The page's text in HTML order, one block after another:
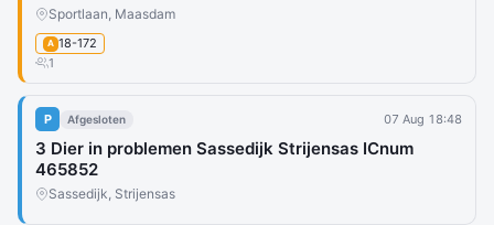
Sportlaan, Maasdam
A 18-172
1
P Afgesloten 07 Aug 18:48
3 Dier in problemen Sassedijk Strijensas ICnum
465852
Sassedijk, Strijensas